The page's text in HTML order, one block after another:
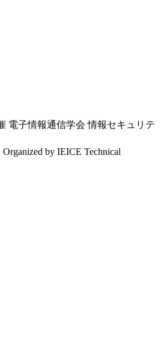
電子情報通信学会 情報セキュリテ
by IEICE Technical